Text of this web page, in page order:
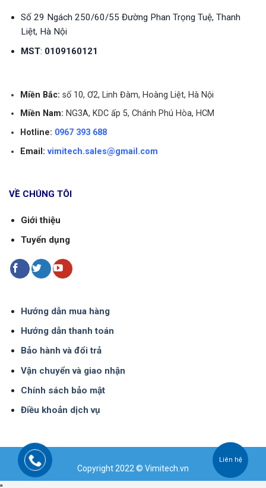
Số 29 Ngách 250/60/55 Đường Phan Trọng Tuệ, Thanh
Liệt, Hà Nội
MST: 0109160121
Miền Bắc: số 10, Ơ2, Linh Đàm, Hoàng Liệt, Hà Nội
Miền Nam: NG3A, KDC ấp 5, Chánh Phú Hòa, HCM
Hotline: 0967 393 688
Email: vimitech.sales@gmail.com
VỀ CHÚNG TÔI
Giới thiệu
Tuyển dụng
Hướng dẫn mua hàng
Hướng dẫn thanh toán
Bảo hành và đổi trả
Vận chuyển và giao nhận
Chính sách bảo mật
Điều khoản dịch vụ
Copyright 2022 © Vimitech.vn